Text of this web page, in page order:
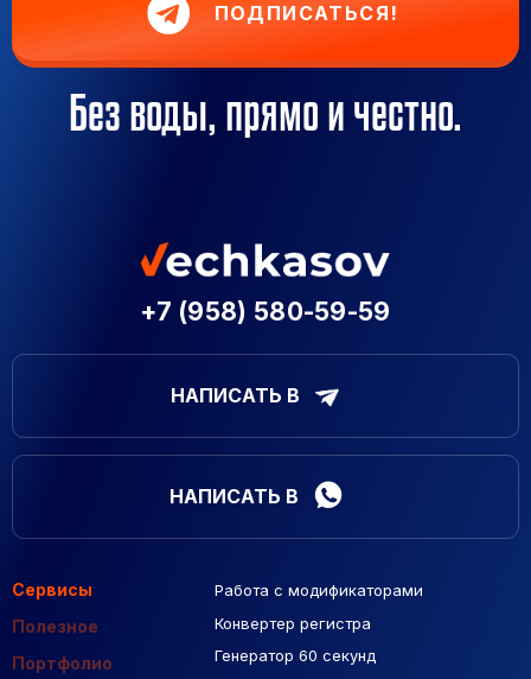
ПОДПИСАТЬСЯ!
Без воды, прямо и честно.
+7 (958) 580-59-59
НАПИСАТЬ В
НАПИСАТЬ В
Сервисы
Полезное
Портфолио
Работа с модификаторами
Конвертер регистра
Генератор 60 секунд
Подборка сайтов
Макеты Figma
База Яндекс Карты
Созданные сайты
Контекстная реклама